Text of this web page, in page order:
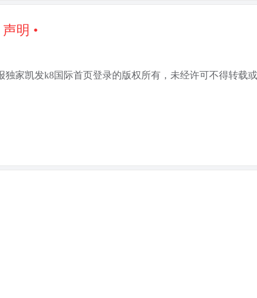
声明 •
家凯发k8国际首页登录的版权所有，未经许可不得转载